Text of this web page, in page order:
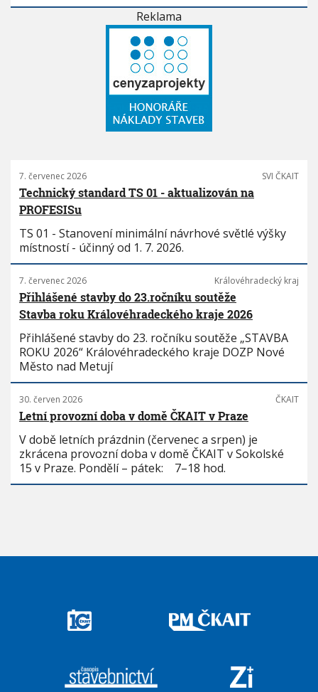
Reklama
7. červenec 2026 SVI ČKAIT
Technický standard TS 01 - aktualizován na
PROFESISu
TS 01 - Stanovení minimální návrhové světlé výšky
místností - účinný od 1. 7. 2026.
7. červenec 2026 Královéhradecký kraj
Přihlášené stavby do 23.ročníku soutěže
Stavba roku Královéhradeckého kraje 2026
Přihlášené stavby do 23. ročníku soutěže „STAVBA
ROKU 2026“ Královéhradeckého kraje DOZP Nové
Město nad Metují
30. červen 2026 ČKAIT
Letní provozní doba v domě ČKAIT v Praze
V době letních prázdnin (červenec a srpen) je
zkrácena provozní doba v domě ČKAIT v Sokolské
15 v Praze. Pondělí – pátek: 7–18 hod.